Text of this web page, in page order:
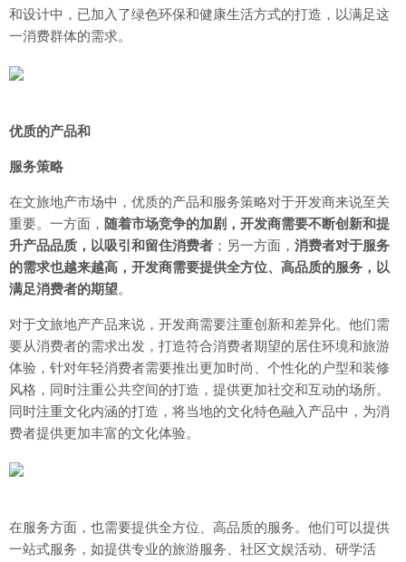
和设计中，已加入了绿色环保和健康生活方式的打造，以满足这
一消费群体的需求。
优质的产品和
服务策略
在文旅地产市场中，优质的产品和服务策略对于开发商来说至关
重要。一方面， 随着市场竞争的加剧，开发商需要不断创新和提
升产品品质，以吸引和留住消费者 ；另一方面， 消费者对于服务
的需求也越来越高，开发商需要提供全方位、高品质的服务，以
满足消费者的期望。
对于文旅地产产品来说，开发商需要注重创新和差异化。他们需
要从消费者的需求出发，打造符合消费者期望的居住环境和旅游
体验，针对年轻消费者需要推出更加时尚、个性化的户型和装修
风格，同时注重公共空间的打造，提供更加社交和互动的场所。
同时注重文化内涵的打造，将当地的文化特色融入产品中，为消
费者提供更加丰富的文化体验。
在服务方面，也需要提供全方位、高品质的服务。他们可以提供
一站式服务，如提供专业的旅游服务、社区文娱活动、研学活